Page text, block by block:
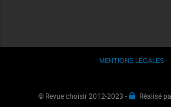
MENTIONS LÉGALES
© Revue choisir 2012-2023 - Réalisé